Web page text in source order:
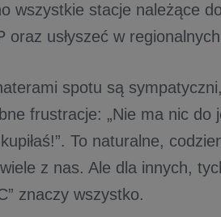
wszystkie stacje należące
oraz usłyszeć w
spotu są
frustracje: „Nie ma nic do
To naturalne,
z nas. Ale dla innych,
znaczy wszystko.